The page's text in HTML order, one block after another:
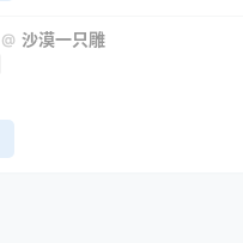
@ 沙漠一只雕